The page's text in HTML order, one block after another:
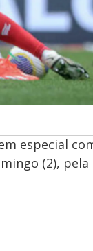
especial
(2),